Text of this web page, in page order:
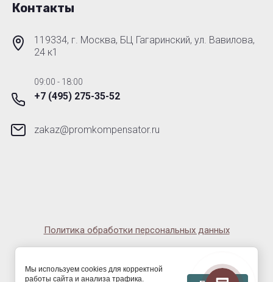
Контакты
119334, г. Москва, БЦ Гагаринский, ул. Вавилова,
24 к1
09:00 - 18:00
+7 (495) 275-35-52
zakaz@promkompensator.ru
Политика обработки персональных данных
© 2014-2026 ООО «Завод «ТИК» ИНН 6685203909, ОГРН
Мы используем cookies для корректной
работы сайта и анализа трафика.